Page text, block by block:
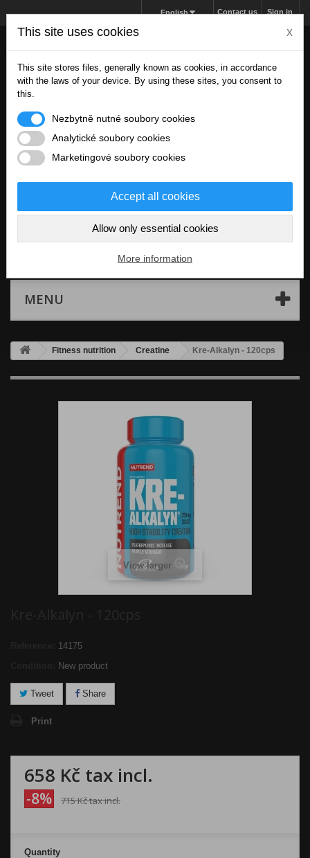
Sign in
Contact us
English
Cart
MENU
Fitness nutrition Creatine Kre-Alkalyn - 120cps
View larger
14175
New product
Tweet Share
Print
658 Kč tax incl.
-8% 715 Kčtax incl.
Quantity
This site uses cookies x
This site stores files, generally known as cookies, in accordance
with the laws of your device. By using these sites, you consent to
this.
Nezbytně nutné soubory cookies
Analytické soubory cookies
Marketingové soubory cookies
Accept all cookies
Allow only essential cookies
More information